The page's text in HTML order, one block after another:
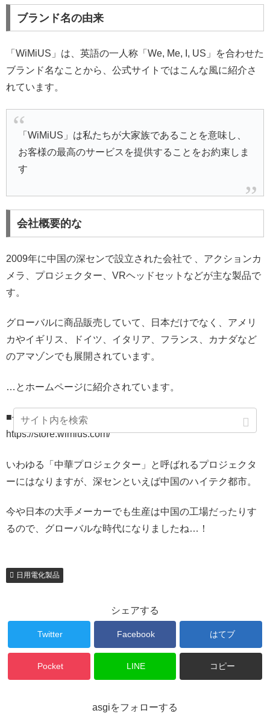
ブランド名の由来
「WiMiUS」は、英語の一人称「We, Me, I, US」を合わせた
ブランド名なことから、公式サイトではこんな風に紹介さ
れています。
「WiMiUS」は私たちが大家族であることを意味し、
お客様の最高のサービスを提供することをお約束しま
す
会社概要的な
2009年に中国の深センで設立された会社で 、アクションカ
メラ、プロジェクター、VRヘッドセットなどが主な製品で
す。
グローバルに商品販売していて、日本だけでなく、アメリ
カやイギリス、ドイツ、イタリア、フランス、カナダなど
のアマゾンでも展開されています。
…とホームページに紹介されています。
■公式サイト
https://store.wimius.com/
いわゆる「中華プロジェクター」と呼ばれるプロジェクタ
ーにはなりますが、深センといえば中国のハイテク都市。
今や日本の大手メーカーでも生産は中国の工場だったりす
るので、グローバルな時代になりましたね…！
日用電化製品
シェアする
Twitter Facebook はてブ
Pocket LINE コピー
asgiをフォローする